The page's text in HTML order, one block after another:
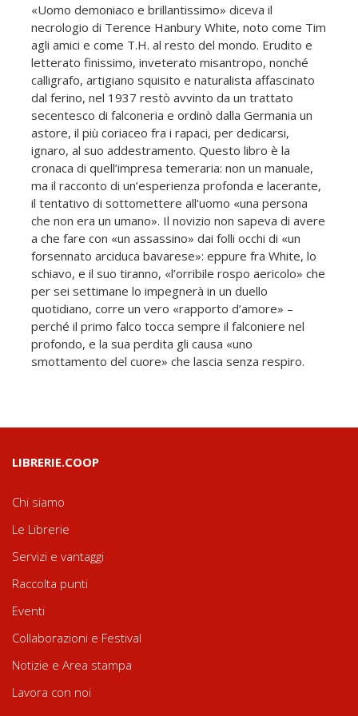
«Uomo demoniaco e brillantissimo» diceva il
necrologio di Terence Hanbury White, noto come Tim
agli amici e come T.H. al resto del mondo. Erudito e
letterato finissimo, inveterato misantropo, nonché
calligrafo, artigiano squisito e naturalista affascinato
dal ferino, nel 1937 restò avvinto da un trattato
secentesco di falconeria e ordinò dalla Germania un
astore, il più coriaceo fra i rapaci, per dedicarsi,
ignaro, al suo addestramento. Questo libro è la
cronaca di quell’impresa temeraria: non un manuale,
ma il racconto di un’esperienza profonda e lacerante,
il tentativo di sottomettere all'uomo «una persona
che non era un umano». Il novizio non sapeva di avere
a che fare con «un assassino» dai folli occhi di «un
forsennato arciduca bavarese»: eppure fra White, lo
schiavo, e il suo tiranno, «l’orribile rospo aericolo» che
per sei settimane lo impegnerà in un duello
quotidiano, corre un vero «rapporto d’amore» –
perché il primo falco tocca sempre il falconiere nel
profondo, e la sua perdita gli causa «uno
smottamento del cuore» che lascia senza respiro.
LIBRERIE.COOP
Chi siamo
Le Librerie
Servizi e vantaggi
Raccolta punti
Eventi
Collaborazioni e Festival
Notizie e Area stampa
Lavora con noi